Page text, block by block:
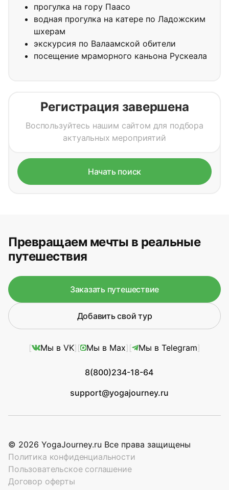
прогулка на гору Паасо
водная прогулка на катере по Ладожским
шхерам
экскурсия по Валаамской обители
посещение мраморного каньона Рускеала
Регистрация завершена
Воспользуйтесь нашим сайтом для подбора
актуальных мероприятий
Начать поиск
Превращаем мечты в реальные
путешествия
Заказать путешествие
Добавить свой тур
Мы в VK Мы в Max Мы в Telegram
8(800)234-18-64
support@yogajourney.ru
© 2026 YogaJourney.ru Все права защищены
Политика конфиденциальности
Пользовательское соглашение
Договор оферты